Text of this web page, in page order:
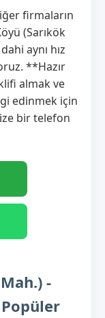
firmaların
(Sarıkök
aynı hız
**Hazır
almak ve
edinmek için
bir telefon
-